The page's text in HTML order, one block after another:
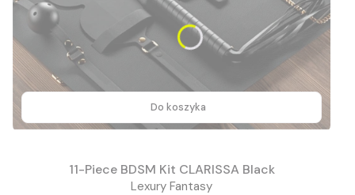
Do koszyka
11-Piece BDSM Kit CLARISSA Black
Lexury Fantasy